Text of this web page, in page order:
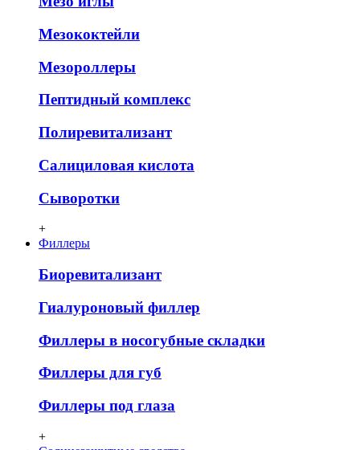
Мезококтейли
Мезороллеры
Пептидный комплекс
Полиревитализант
Салициловая кислота
Сыворотки
+
Филлеры
Биоревитализант
Гиалуроновый филлер
Филлеры в носогубные складки
Филлеры для губ
Филлеры под глаза
+